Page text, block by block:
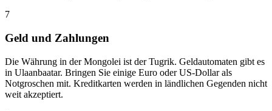
7
Geld und Zahlungen
Die Währung in der Mongolei ist der Tugrik. Geldautomaten gibt es
in Ulaanbaatar. Bringen Sie einige Euro oder US-Dollar als
Notgroschen mit. Kreditkarten werden in ländlichen Gegenden nicht
weit akzeptiert.